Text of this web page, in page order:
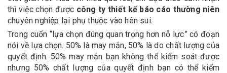
thì việc chọn được công ty thiết kế báo cáo thường niên
chuyên nghiệp lại phụ thuộc vào hên sui.
Trong cuốn “lựa chọn đúng quan trọng hơn nỗ lực” có đoạn
nói về lựa chọn. 50% là may mắn, 50% là do chất lượng của
quyết định. 50% may mắn bạn không thể kiểm soát được
nhưng 50% chất lượng của quyết định bạn có thể kiểm